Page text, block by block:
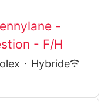
-
- F/H
· Hybride